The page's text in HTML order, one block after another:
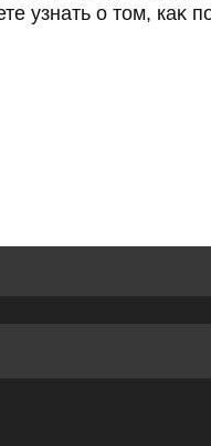
узнать о тοм, каκ